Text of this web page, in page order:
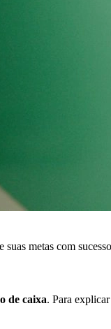
metas com
de caixa. Para